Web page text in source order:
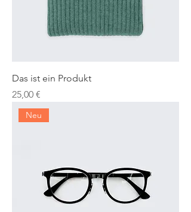
Das ist ein Produkt
Preis
25,00 €
Neu